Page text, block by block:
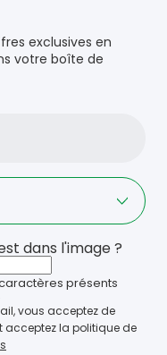
exclusives en
votre boîte de
dans l'image ?
présents
vous acceptez de
acceptez la politique de